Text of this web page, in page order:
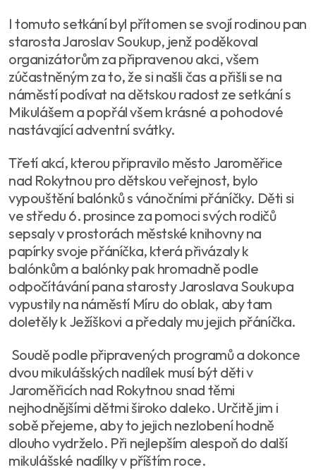
I tomuto setkání byl přítomen se svojí rodinou pan
starosta Jaroslav Soukup, jenž poděkoval
organizátorům za připravenou akci, všem
zúčastněným za to, že si našli čas a přišli se na
náměstí podívat na dětskou radost ze setkání s
Mikulášem a popřál všem krásné a pohodové
nastávající adventní svátky.
Třetí akcí, kterou připravilo město Jaroměřice
nad Rokytnou pro dětskou veřejnost, bylo
vypouštění balónků s vánočními přáníčky. Děti si
ve středu 6. prosince za pomoci svých rodičů
sepsaly v prostorách městské knihovny na
papírky svoje přáníčka, která přivázaly k
balónkům a balónky pak hromadně podle
odpočítávání pana starosty Jaroslava Soukupa
vypustily na náměstí Míru do oblak, aby tam
doletěly k Ježíškovi a předaly mu jejich přáníčka.
Soudě podle připravených programů a dokonce
dvou mikulášských nadílek musí být děti v
Jaroměřicích nad Rokytnou snad těmi
nejhodnějšími dětmi široko daleko. Určitě jim i
sobě přejeme, aby to jejich nezlobení hodně
dlouho vydrželo. Při nejlepším alespoň do další
mikulášské nadílky v příštím roce.